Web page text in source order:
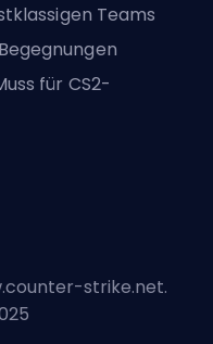
Teams
für CS2-
strike.net.